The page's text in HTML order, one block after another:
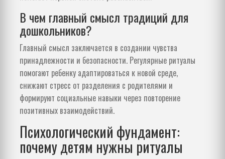
В чем главный смысл традиций для
дошкольников?
Главный смысл заключается в создании чувства
принадлежности и безопасности. Регулярные ритуалы
помогают ребенку адаптироваться к новой среде,
снижают стресс от разделения с родителями и
формируют социальные навыки через повторение
позитивных взаимодействий.
Психологический фундамент:
почему детям нужны ритуалы